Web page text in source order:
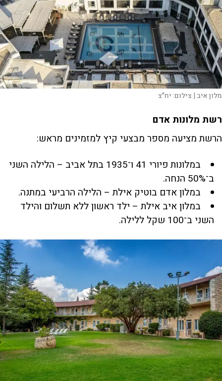
מלון איב | צילום:יח"צ
רשת מלונות אדם
הרשת מציעה מספר מבצעי קיץ למזמינים מראש:
במלונות פיורי 41 ו־1935 בתל אביב – הלילה השני
ב־50% הנחה.
במלון אדם בוטיק אילת – הלילה הרביעי במתנה.
במלון איב אילת – ילד ראשון ללא תשלום והילד
השני ב־100 שקל ללילה.